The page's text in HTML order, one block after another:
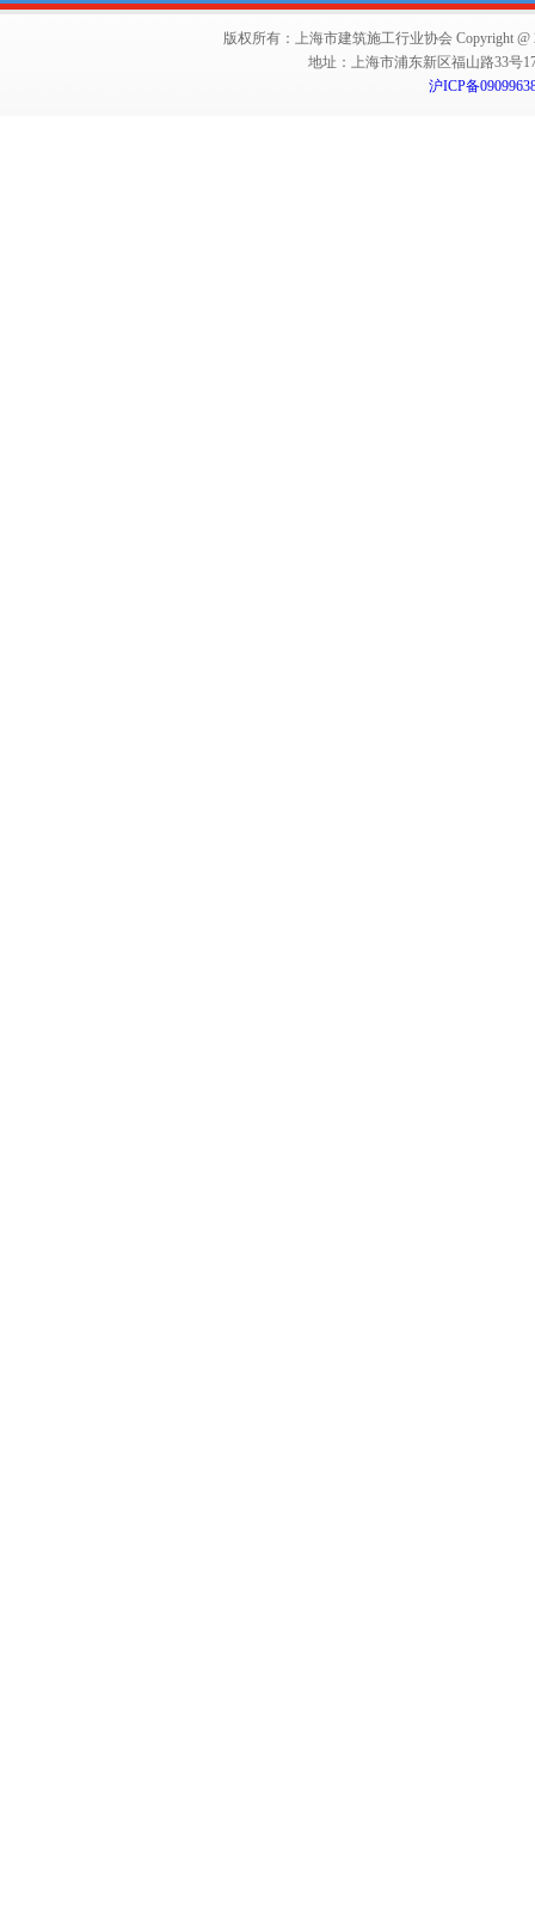
版权所有：上海市建筑施工行业协会 Copyright @
地址：上海市浦东新区福山路33号
沪ICP备